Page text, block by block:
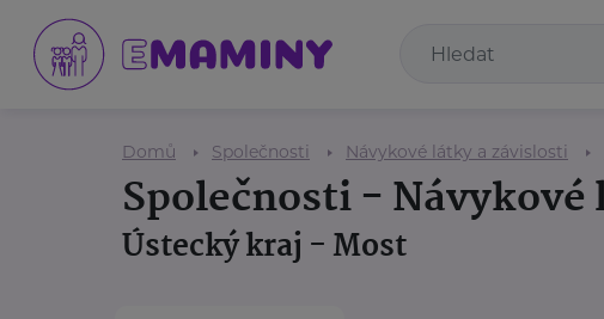
Domů Společnosti Návykové látky a závislosti
Společnosti -
Ústecký kraj - Most